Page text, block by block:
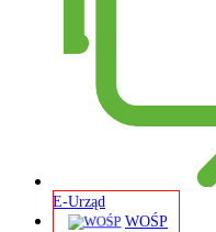
E-Urząd
WOŚP